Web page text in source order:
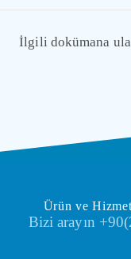
İlgili dokümana
Ürün ve
Bizi arayın